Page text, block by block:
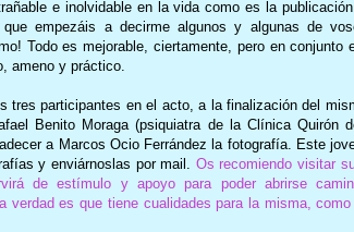
e inolvidable en la vida como es la
empezáis a decirme algunos y algunas de
Todo es mejorable, ciertamente, pero en conjunto
ameno y práctico.
tres participantes en el acto, a la finalización del
Benito Moraga (psiquiatra de la ClínicaQuirón
a Marcos Ocio Ferrández la fotografía. Este
y enviárnoslas por mail. Os recomiendo visitar
de estímulo y apoyo para poder abrirse
verdad es que tiene cualidades para la misma,